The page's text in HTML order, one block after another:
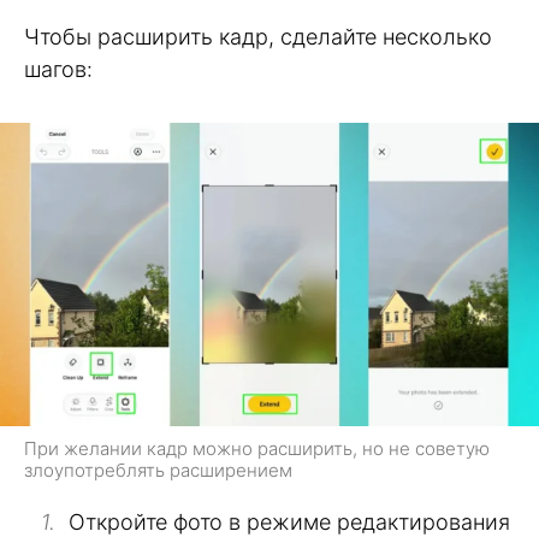
Чтобы расширить кадр, сделайте несколько
шагов:
При желании кадр можно расширить, но не советую
злоупотреблять расширением
Откройте фото в режиме редактирования